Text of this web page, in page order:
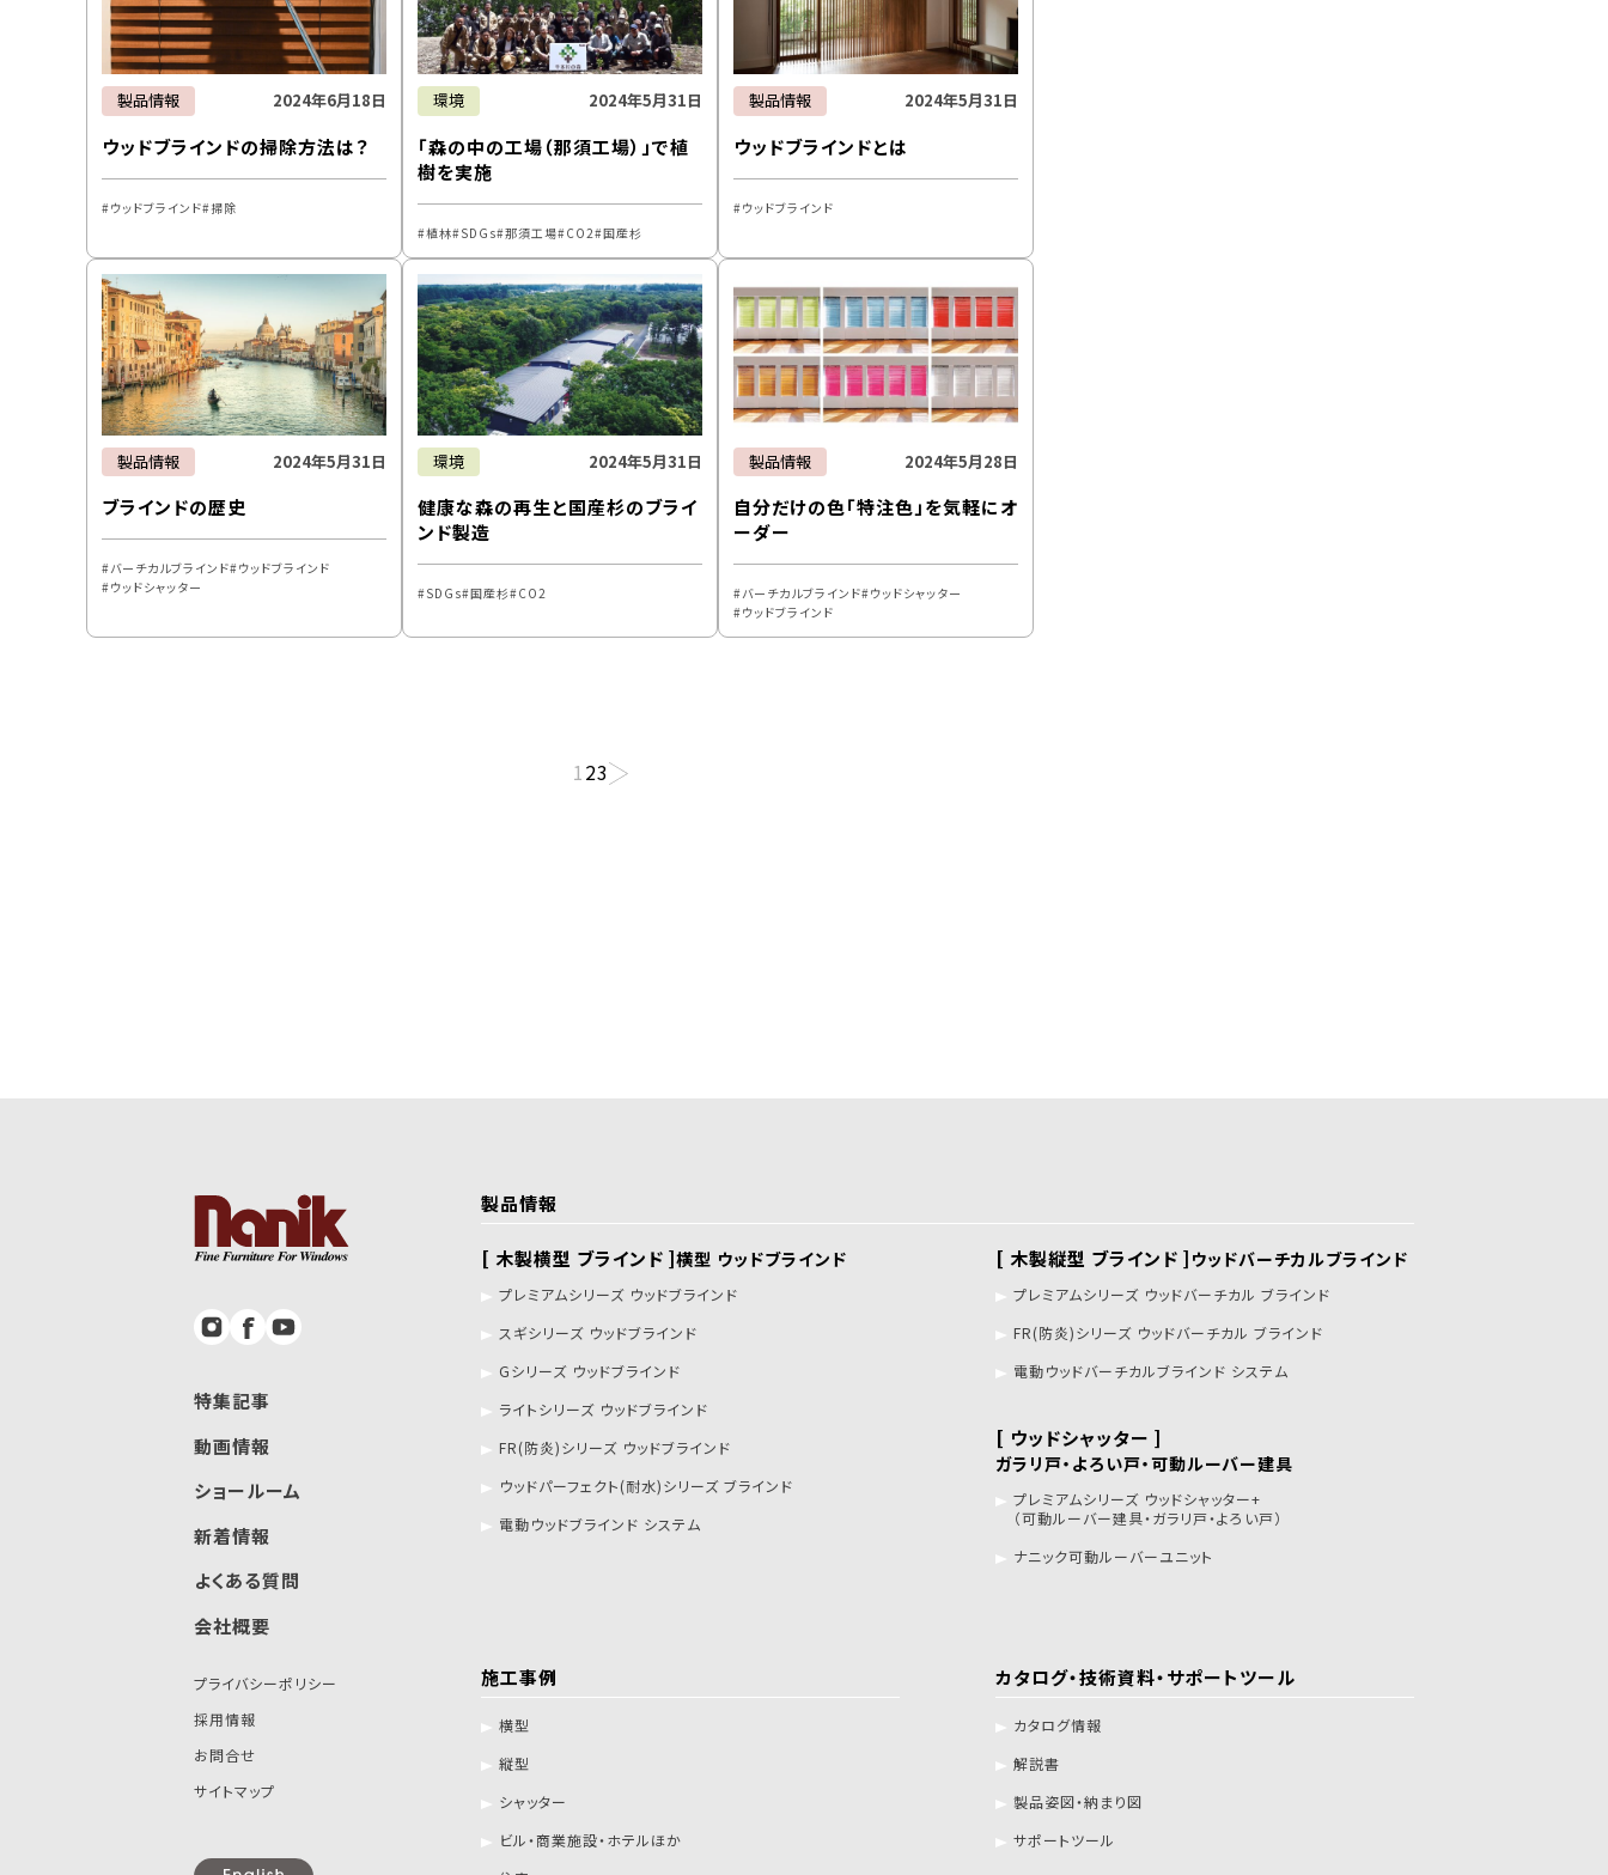
製品情報 2024年6月18日
ウッドブラインドの掃除方法は？
ウッドブラインド 掃除
環境 2024年5月31日
「森の中の工場（那須工場）」で植
樹を実施
植林 SDGs 那須工場 CO2 国産杉
製品情報 2024年5月31日
ウッドブラインドとは
ウッドブラインド
製品情報 2024年5月31日
ブラインドの歴史
バーチカルブラインド ウッドブラインド
ウッドシャッター
環境 2024年5月31日
健康な森の再生と国産杉のブライ
ンド製造
SDGs 国産杉 CO2
製品情報 2024年5月28日
自分だけの色「特注色」を気軽にオ
ーダー
バーチカルブラインド ウッドシャッター
ウッドブラインド
123
製品情報
[ 木製横型 ブラインド ]横型 ウッドブラインド
プレミアムシリーズ ウッドブラインド
スギシリーズ ウッドブラインド
Gシリーズ ウッドブラインド
ライトシリーズ ウッドブラインド
FR(防炎)シリーズ ウッドブラインド
ウッドパーフェクト(耐水)シリーズ ブラインド
電動ウッドブラインド システム
[ 木製縦型 ブラインド ] ウッドバーチカルブラインド
プレミアムシリーズ ウッドバーチカル ブラインド
FR(防炎)シリーズ ウッドバーチカル ブラインド
電動ウッドバーチカルブラインド システム
[ ウッドシャッター ]
ガラリ戸・よろい戸・可動ルーバー建具
プレミアムシリーズ ウッドシャッター+
（可動ルーバー建具・ガラリ戸・よろい戸）
ナニック可動ルーバーユニット
施工事例
横型
縦型
シャッター
ビル・商業施設・ホテルほか
カタログ・技術資料・サポートツール
カタログ情報
解説書
製品姿図・納まり図
サポートツール
特集記事
動画情報
ショールーム
新着情報
よくある質問
会社概要
プライバシーポリシー
採用情報
お問合せ
サイトマップ